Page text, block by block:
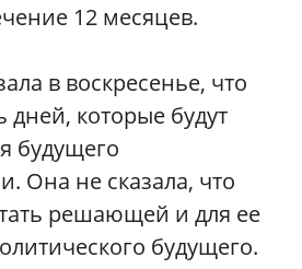
12 месяцев.
в воскресенье, что
которые будут
будущего
Она не сказала, что
решающей и для ее
будущего.